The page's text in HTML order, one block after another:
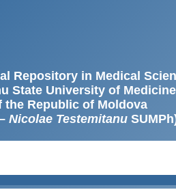
Repository in Medical
State University of
the Republic of Moldova
Nicolae Testemitanu